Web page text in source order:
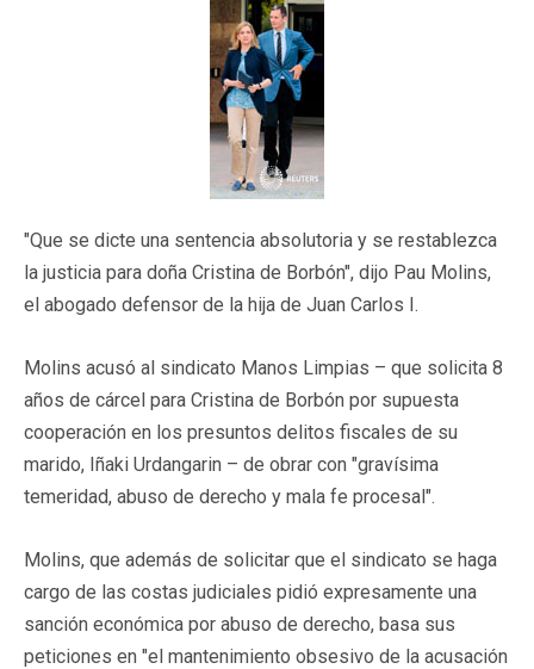
"Que se dicte una sentencia absolutoria y se restablezca
la justicia para doña Cristina de Borbón", dijo Pau Molins,
el abogado defensor de la hija de Juan Carlos I.
Molins acusó al sindicato Manos Limpias – que solicita 8
años de cárcel para Cristina de Borbón por supuesta
cooperación en los presuntos delitos fiscales de su
marido, Iñaki Urdangarin – de obrar con "gravísima
temeridad, abuso de derecho y mala fe procesal".
Molins, que además de solicitar que el sindicato se haga
cargo de las costas judiciales pidió expresamente una
sanción económica por abuso de derecho, basa sus
peticiones en "el mantenimiento obsesivo de la acusación